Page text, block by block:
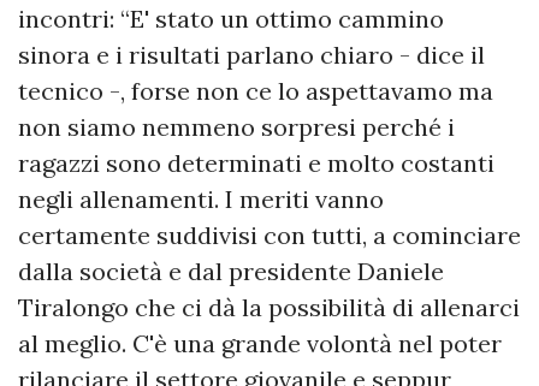
incontri: “E' stato un ottimo cammino
sinora e i risultati parlano chiaro - dice il
tecnico -, forse non ce lo aspettavamo ma
non siamo nemmeno sorpresi perché i
ragazzi sono determinati e molto costanti
negli allenamenti. I meriti vanno
certamente suddivisi con tutti, a cominciare
dalla società e dal presidente Daniele
Tiralongo che ci dà la possibilità di allenarci
al meglio. C'è una grande volontà nel poter
rilanciare il settore giovanile e seppur